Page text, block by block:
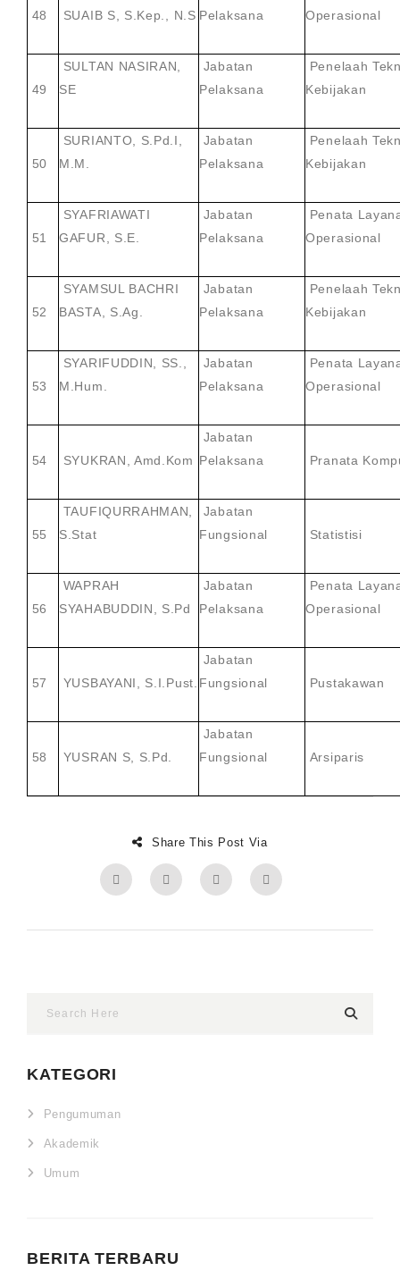
48 SUAIB S, S.Kep., N.S Pelaksana
Operasional
49
SULTAN NASIRAN,
SE
Jabatan
Pelaksana
Penelaah
Kebijakan
50
SURIANTO, S.Pd.I,
M.M.
Jabatan
Pelaksana
Penelaah
Kebijakan
51
SYAFRIAWATI
GAFUR, S.E.
Jabatan
Pelaksana
Penata
Operasional
52
SYAMSUL BACHRI
BASTA, S.Ag.
Jabatan
Pelaksana
Penelaah
Kebijakan
53
SYARIFUDDIN, SS.,
M.Hum.
Jabatan
Pelaksana
Penata
Operasional
54 SYUKRAN, Amd.Kom
Jabatan
Pelaksana
Pranata
55
TAUFIQURRAHMAN,
S.Stat
Jabatan
Fungsional
Statistisi
56
WAPRAH
SYAHABUDDIN, S.Pd
Jabatan
Pelaksana
Penata
Operasional
57 YUSBAYANI, S.I.Pust.
Jabatan
Fungsional
Pustakawan
58 YUSRAN S, S.Pd.
Jabatan
Fungsional
Arsiparis
Share This Post Via
KATEGORI
Pengumuman
Akademik
Umum
BERITA TERBARU